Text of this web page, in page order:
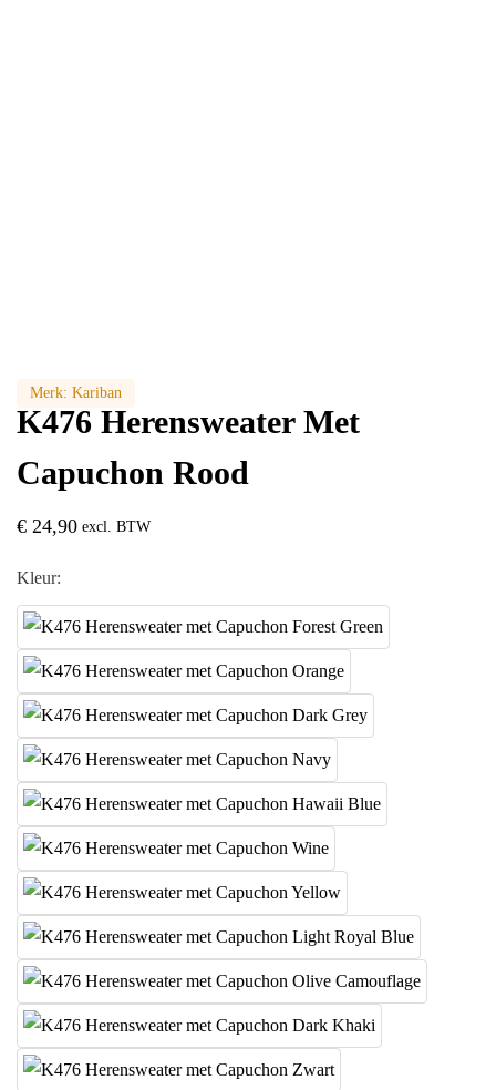
Merk: Kariban
K476 Herensweater Met
Capuchon Rood
€ 24,90 excl. BTW
Kleur: